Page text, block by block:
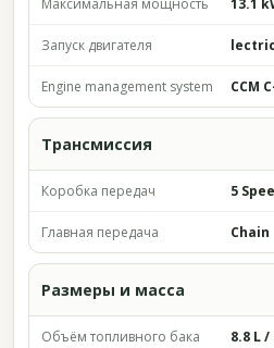
Максимальная мощность 13.1
Запуск двигателя lectric
Engine management system CCM
Трансмиссия
Коробка передач 5
Главная передача Chain
Размеры и масса
Объём топливного бака 8.8 L /